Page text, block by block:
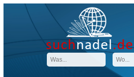
suchnadel.de